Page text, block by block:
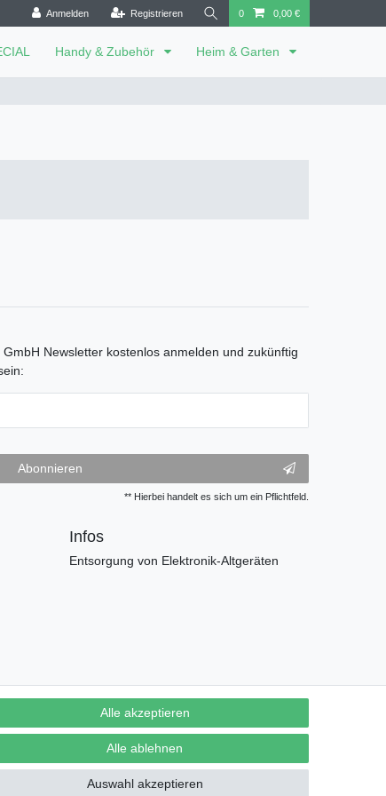
Anmelden Registrieren 0 0,00 €
Handy & Zubehör Heim & Garten
Newsletter kostenlos anmelden und zukünftig
Abonnieren
** Hierbei handelt es sich um ein Pflichtfeld.
Infos
Entsorgung von Elektronik-Altgeräten
Alle akzeptieren
Alle ablehnen
Auswahl akzeptieren